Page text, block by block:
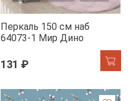
Перкаль 150 см наб
64073-1 Мир Дино
131 ₽